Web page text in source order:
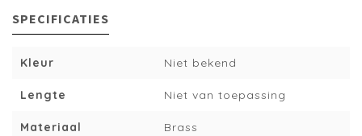
SPECIFICATIES
Kleur Niet bekend
Lengte Niet van toepassing
Materiaal Brass